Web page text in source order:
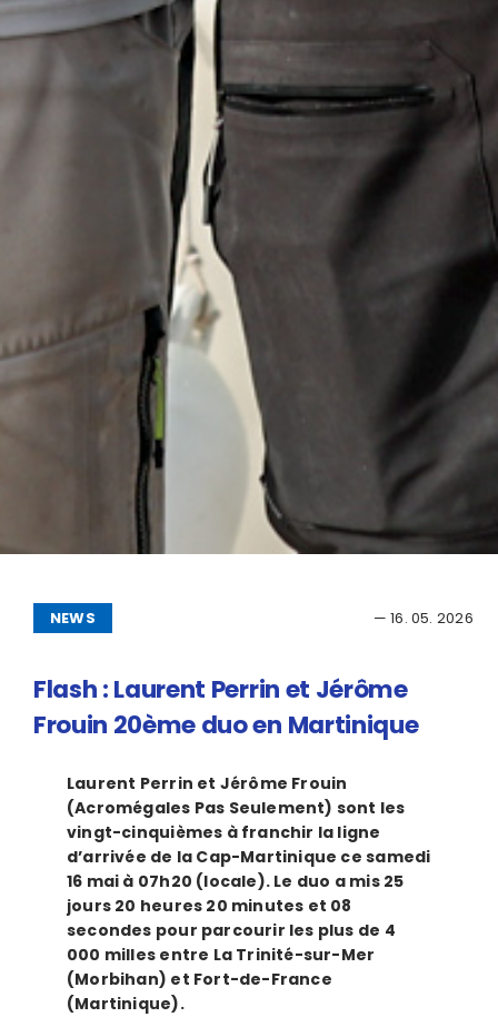
NEWS — 16. 05. 2026
Flash : Laurent Perrin et Jérôme
Frouin 20ème duo en Martinique
Laurent Perrin et Jérôme Frouin
(Acromégales Pas Seulement) sont les
vingt-cinquièmes à franchir la ligne
d’arrivée de la Cap-Martinique ce samedi
16 mai à 07h20 (locale). Le duo a mis 25
jours 20 heures 20 minutes et 08
secondes pour parcourir les plus de 4
000 milles entre La Trinité-sur-Mer
(Morbihan) et Fort-de-France
(Martinique).